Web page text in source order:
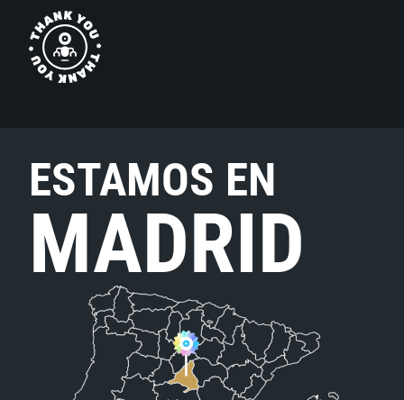
ESTAMOS EN
MADRID